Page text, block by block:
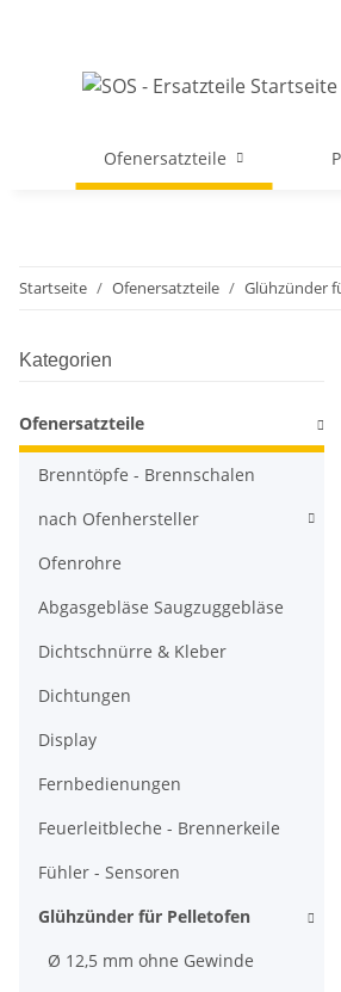
Ofenersatzteile
Startseite Ofenersatzteile Glühzünder
Kategorien
Ofenersatzteile
Brenntöpfe - Brennschalen
nach Ofenhersteller
Ofenrohre
Abgasgebläse Saugzuggebläse
Dichtschnürre & Kleber
Dichtungen
Display
Fernbedienungen
Feuerleitbleche - Brennerkeile
Fühler - Sensoren
Glühzünder für Pelletofen
Ø 12,5 mm ohne Gewinde